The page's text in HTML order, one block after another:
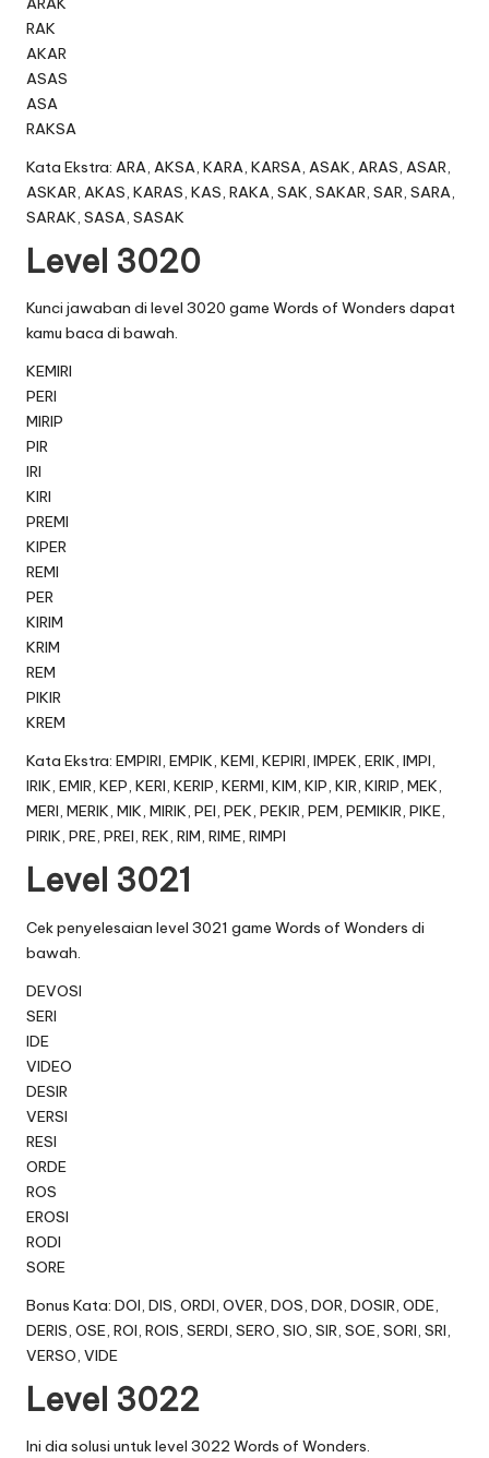
RAK
AKAR
ASAS
ASA
RAKSA
Kata Ekstra: ARA, AKSA, KARA, KARSA, ASAK, ARAS, ASAR,
ASKAR, AKAS, KARAS, KAS, RAKA, SAK, SAKAR, SAR, SARA,
SARAK, SASA, SASAK
Level 3020
Kunci jawaban di level 3020 game Words of Wonders dapat
kamu baca di bawah.
KEMIRI
PERI
MIRIP
PIR
IRI
KIRI
PREMI
KIPER
REMI
PER
KIRIM
KRIM
REM
PIKIR
KREM
Kata Ekstra: EMPIRI, EMPIK, KEMI, KEPIRI, IMPEK, ERIK, IMPI,
IRIK, EMIR, KEP, KERI, KERIP, KERMI, KIM, KIP, KIR, KIRIP, MEK,
MERI, MERIK, MIK, MIRIK, PEI, PEK, PEKIR, PEM, PEMIKIR, PIKE,
PIRIK, PRE, PREI, REK, RIM, RIME, RIMPI
Level 3021
Cek penyelesaian level 3021 game Words of Wonders di
bawah.
DEVOSI
SERI
IDE
VIDEO
DESIR
VERSI
RESI
ORDE
ROS
EROSI
RODI
SORE
Bonus Kata: DOI, DIS, ORDI, OVER, DOS, DOR, DOSIR, ODE,
DERIS, OSE, ROI, ROIS, SERDI, SERO, SIO, SIR, SOE, SORI, SRI,
VERSO, VIDE
Level 3022
Ini dia solusi untuk level 3022 Words of Wonders.